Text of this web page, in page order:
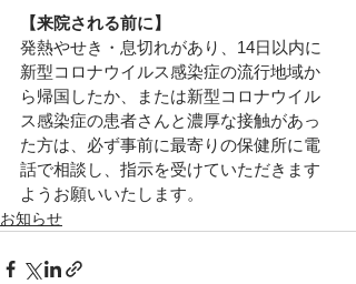
【来院される前に】
発熱やせき・息切れがあり、14日以内に
新型コロナウイルス感染症の流行地域か
ら帰国したか、または新型コロナウイル
ス感染症の患者さんと濃厚な接触があっ
た方は、必ず事前に最寄りの保健所に電
話で相談し、指示を受けていただきます
ようお願いいたします。
お知らせ